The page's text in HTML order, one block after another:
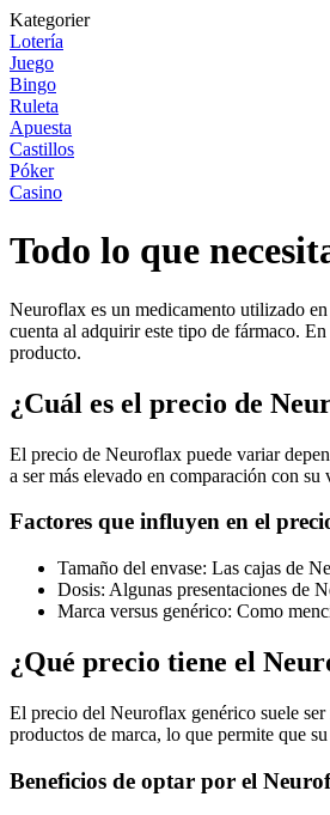
Kategorier
Lotería
Juego
Bingo
Ruleta
Apuesta
Castillos
Póker
Casino
Todo lo que
Neuroflax es un medicamento utilizado
cuenta al adquirir este tipo de fármaco.
producto.
¿Cuál es el precio de
El precio de Neuroflax puede variar
a ser más elevado en comparación con su
Factores que influyen en el
Tamaño del envase: Las cajas de
Dosis: Algunas presentaciones de
Marca versus genérico: Como
¿Qué precio tiene el
El precio del Neuroflax genérico suele ser
productos de marca, lo que permite que
Beneficios de optar por el